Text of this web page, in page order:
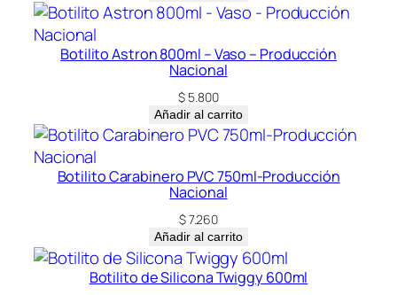
Botilito Astron 800ml – Vaso – Producción
Nacional
$ 5.800
Añadir al carrito
Botilito Carabinero PVC 750ml-Producción
Nacional
$7.260
Añadir al carrito
Botilito de Silicona Twiggy 600ml